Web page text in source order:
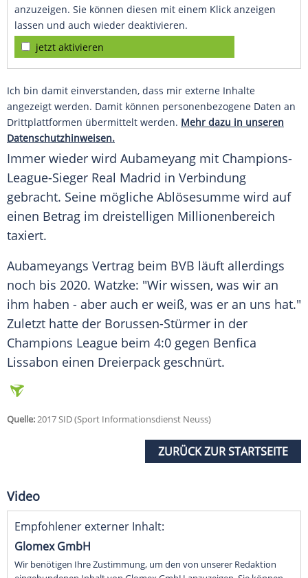
anzuzeigen. Sie können diesen mit einem Klick anzeigen
lassen und auch wieder deaktivieren.
jetzt aktivieren
Ich bin damit einverstanden, dass mir externe Inhalte
angezeigt werden. Damit können personenbezogene Daten an
Drittplattformen übermittelt werden. Mehr dazu in unseren
Datenschutzhinweisen.
Immer wieder wird Aubameyang mit Champions-
League-Sieger Real Madrid in Verbindung
gebracht. Seine mögliche Ablösesumme wird auf
einen Betrag im dreistelligen Millionenbereich
taxiert.
Aubameyangs Vertrag beim BVB läuft allerdings
noch bis 2020. Watzke: "Wir wissen, was wir an
ihm haben - aber auch er weiß, was er an uns hat."
Zuletzt hatte der Borussen-Stürmer in der
Champions League beim 4:0 gegen Benfica
Lissabon einen Dreierpack geschnürt.
Quelle:2017 SID (Sport Informationsdienst Neuss)
ZURÜCK ZUR STARTSEITE
Video
Empfohlener externer Inhalt:
Glomex GmbH
Wir benötigen Ihre Zustimmung, um den von unserer Redaktion